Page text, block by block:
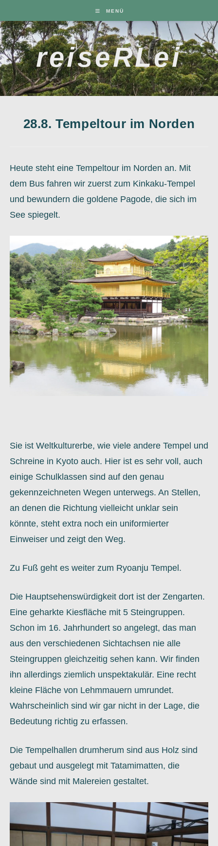
springen
MENÜ
reiseRLei
28.8. Tempeltour im Norden
Heute steht eine Tempeltour im Norden an. Mit
dem Bus fahren wir zuerst zum Kinkaku-Tempel
und bewundern die goldene Pagode, die sich im
See spiegelt.
Sie ist Weltkulturerbe, wie viele andere Tempel und
Schreine in Kyoto auch. Hier ist es sehr voll, auch
einige Schulklassen sind auf den genau
gekennzeichneten Wegen unterwegs. An Stellen,
an denen die Richtung vielleicht unklar sein
könnte, steht extra noch ein uniformierter
Einweiser und zeigt den Weg.
Zu Fuß geht es weiter zum Ryoanju Tempel.
Die Hauptsehenswürdigkeit dort ist der Zengarten.
Eine geharkte Kiesfläche mit 5 Steingruppen.
Schon im 16. Jahrhundert so angelegt, das man
aus den verschiedenen Sichtachsen nie alle
Steingruppen gleichzeitig sehen kann. Wir finden
ihn allerdings ziemlich unspektakulär. Eine recht
kleine Fläche von Lehmmauern umrundet.
Wahrscheinlich sind wir gar nicht in der Lage, die
Bedeutung richtig zu erfassen.
Die Tempelhallen drumherum sind aus Holz sind
gebaut und ausgelegt mit Tatamimatten, die
Wände sind mit Malereien gestaltet.